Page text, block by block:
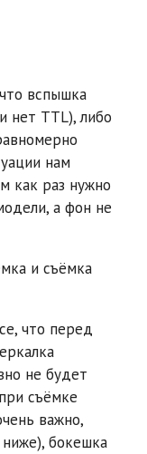
вспышка
нет TTL), либо
нам
как раз нужно
а фон не
и съёмка
что перед
не будет
съёмке
важно,
бокешка